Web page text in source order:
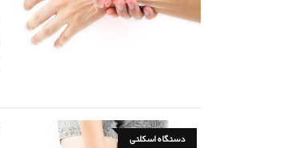
دستگاه اسکلتی